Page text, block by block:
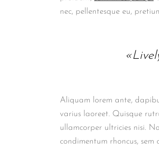
nec, pellentesque eu,
Aliquam lorem ante,
varius laoreet. Quisque
ullamcorper ultricies nisi.
condimentum rhoncus,